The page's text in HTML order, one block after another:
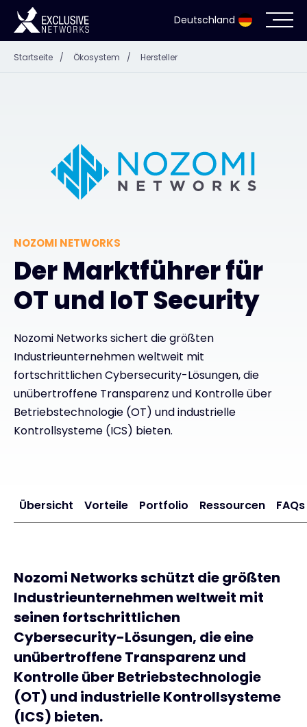
Deutschland
Ressourcen
Unternehmen
Exclusive Access Anmeldung
Exclusive Access - Erfahren Sie mehr
Kontakt
#weareexclusive
Startseite / Ökosystem / Hersteller
NOZOMI NETWORKS
Der Marktführer für
OT und IoT Security
Nozomi Networks sichert die größten
Industrieunternehmen weltweit mit
fortschrittlichen Cybersecurity-Lösungen, die
unübertroffene Transparenz und Kontrolle über
Betriebstechnologie (OT) und industrielle
Kontrollsysteme (ICS) bieten.
Übersicht Vorteile Portfolio Ressourcen FAQs
Nozomi Networks schützt die größten
Industrieunternehmen weltweit mit
seinen fortschrittlichen
Cybersecurity-Lösungen, die eine
unübertroffene Transparenz und
Kontrolle über Betriebstechnologie
(OT) und industrielle Kontrollsysteme
(ICS) bieten.